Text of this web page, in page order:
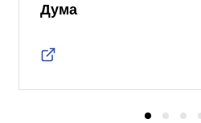
Дума